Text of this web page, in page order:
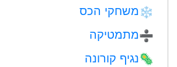
❄️משחקי הכס
➗מתמטיקה
🦠נגיף קורונה